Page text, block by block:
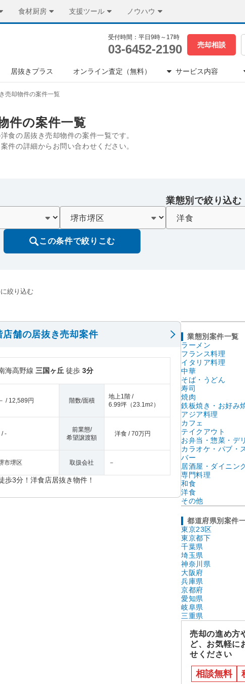
食材厨房 支援ツール ノウハウ
受付時間：平日9時～17時
03-6452-2190 売却相談
居抜きプラス オンライン査定（無料） サービス内容
売却物件の案件一覧
件の案件一覧
食の居抜き売却物件の案件一覧です。
件の詳細からお問い合わせください。
業態別で絞り込む
この条件で絞りこむ
絞り込む
舗の居抜き売却案件
海高野線 三国ヶ丘 徒歩 3分
－ / 12,589円 階数/面積
地上1階 /
6.99坪 （23.1m2 ）
/ -
前業態/
希望譲渡額
洋食 / 70万円
市堺区 取扱会社 －
歩3分！洋食店居抜き物件！
業態別案件一覧
ラーメン
フランス料理
イタリア料理
中華
そば・うどん
寿司
焼肉
鉄板焼き・お好み
アジア料理
カフェ
テイクアウト
お弁当・惣菜・デリ
カラオケ・パブ・
バー
居酒屋・ダイニン
専門料理
和食
洋食
その他
都道府県別案件
東京23区
東京都下
千葉県
埼玉県
神奈川県
大阪府
兵庫県
京都府
愛知県
岐阜県
三重県
売却の進め方
ど、お気軽に
せください
相談無料